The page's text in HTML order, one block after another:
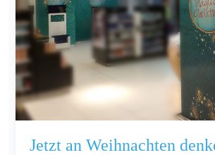
Jetzt an Weihnachten